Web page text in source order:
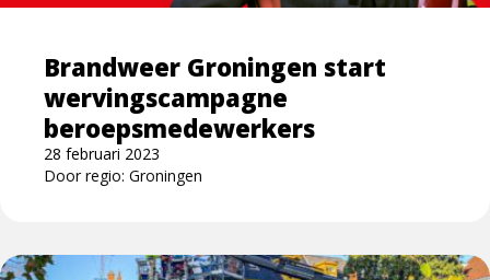
Brandweer Groningen start
wervingscampagne
beroepsmedewerkers
28 februari 2023
Door regio: Groningen
Lees